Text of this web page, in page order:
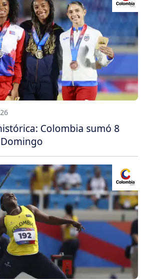
Colombia sumó 8